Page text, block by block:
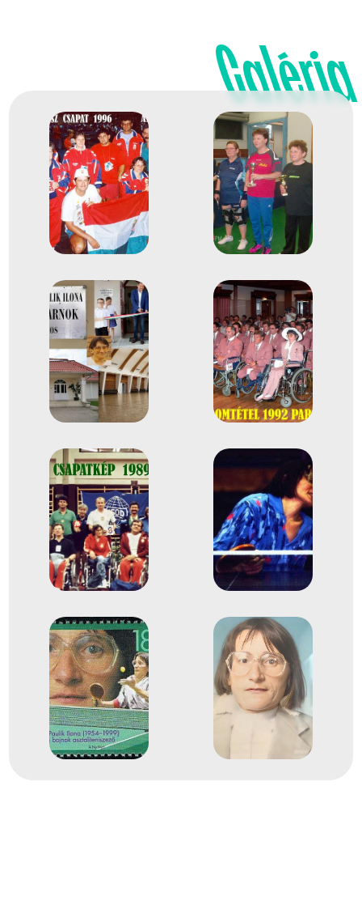
1992
1992. szept.
Spanyolország
IX. Nyári Paralimpiai Játékok
Para-asztalitenisz Egyes 3
1990
Hollandia
Para Asztalitenisz
Világbajnokság
Paulik Ilona Pusztafiné Kovács Judit
Para-asztalitenisz Páros 2
1987
Stoke-Mandeville
Para Asztalitenisz Európa-
bajnokság
Galéria